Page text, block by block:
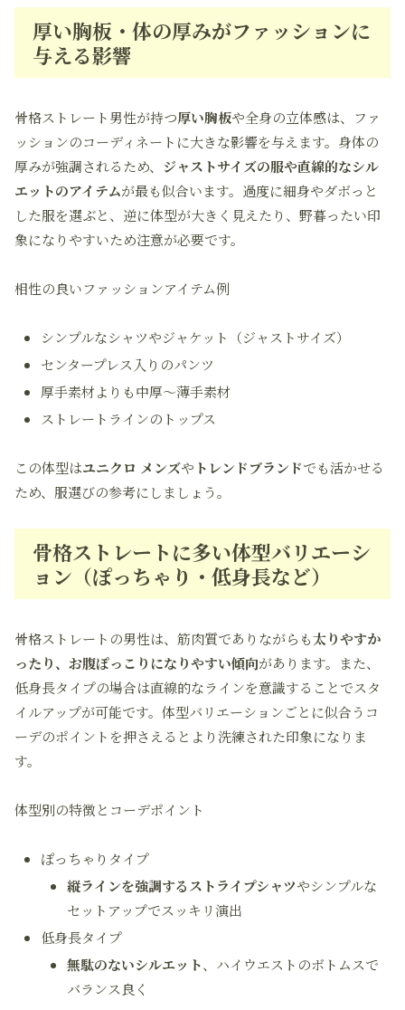
厚い胸板・体の厚みがファッションに
与える影響
骨格ストレート男性が持つ厚い胸板や全身の立体感は、ファ
ッションのコーディネートに大きな影響を与えます。身体の
厚みが強調されるため、 ジャストサイズの服や直線的なシル
エットのアイテムが最も似合います。過度に細身やダボっと
した服を選ぶと、逆に体型が大きく見えたり、野暮ったい印
象になりやすいため注意が必要です。
相性の良いファッションアイテム例
シンプルなシャツやジャケット（ジャストサイズ）
センタープレス入りのパンツ
厚手素材よりも中厚〜薄手素材
ストレートラインのトップス
この体型はユニクロ メンズや トレンドブランドでも活かせる
ため、服選びの参考にしましょう。
骨格ストレートに多い体型バリエーシ
ョン（ぽっちゃり・低身長など）
骨格ストレートの男性は、筋肉質でありながらも太りやすか
ったり、お腹ぽっこりになりやすい傾向があります。また、
低身長タイプの場合は直線的なラインを意識することでスタ
イルアップが可能です。体型バリエーションごとに似合うコ
ーデのポイントを押さえるとより洗練された印象になりま
す。
体型別の特徴とコーデポイント
ぽっちゃりタイプ
縦ラインを強調するストライプシャツやシンプルな
セットアップでスッキリ演出
低身長タイプ
無駄のないシルエット、ハイウエストのボトムスで
バランス良く